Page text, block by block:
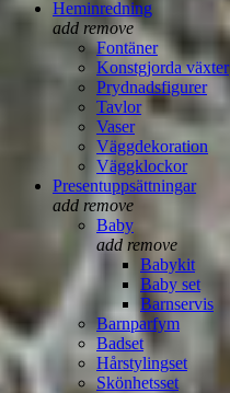
Heminredning
add remove
Fontäner
Konstgjorda växter
Prydnadsfigurer
Tavlor
Vaser
Väggdekoration
Väggklockor
Presentuppsättningar
add remove
Baby
add remove
Babykit
Baby set
Barnservis
Barnparfym
Badset
Hårstylingset
Skönhetsset